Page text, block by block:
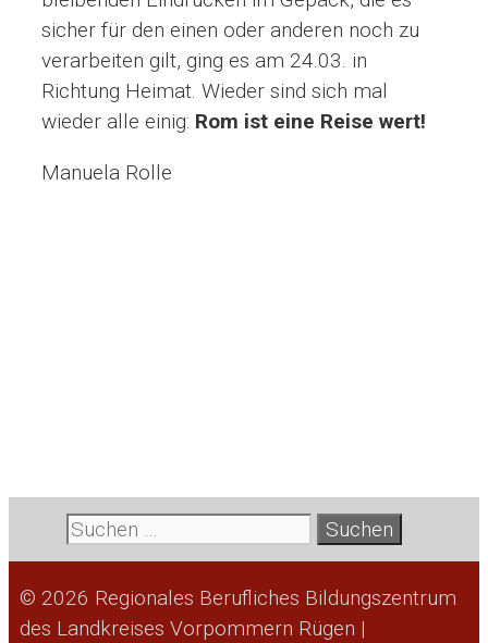
sicher für den einen oder anderen noch zu
verarbeiten gilt, ging es am 24.03. in
Richtung Heimat. Wieder sind sich mal
wieder alle einig: Rom ist eine Reise wert!
Manuela Rolle
Suche
nach:
© 2026 Regionales Berufliches Bildungszentrum
des Landkreises Vorpommern Rügen |